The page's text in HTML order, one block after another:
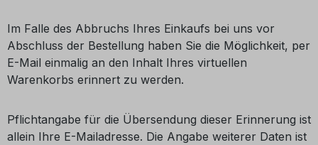
Im Falle des Abbruchs Ihres Einkaufs bei uns vor
Abschluss der Bestellung haben Sie die Möglichkeit, per
E-Mail einmalig an den Inhalt Ihres virtuellen
Warenkorbs erinnert zu werden.
Pflichtangabe für die Übersendung dieser Erinnerung ist
allein Ihre E-Mailadresse. Die Angabe weiterer Daten ist